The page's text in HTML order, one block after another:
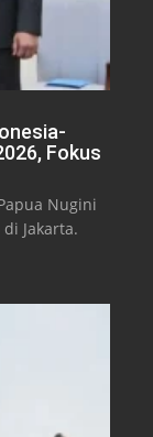
Fokus
Nugini
Jakarta.